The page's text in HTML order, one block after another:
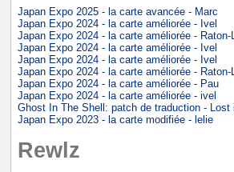
Japan Expo 2025 - la carte avancée - Marc
Japan Expo 2024 - la carte améliorée - Ivel
Japan Expo 2024 - la carte améliorée - Raton-
Japan Expo 2024 - la carte améliorée - Ivel
Japan Expo 2024 - la carte améliorée - Ivel
Japan Expo 2024 - la carte améliorée - Raton-
Japan Expo 2024 - la carte améliorée - Pau
Japan Expo 2024 - la carte améliorée - ivel
Ghost In The Shell: patch de traduction - Lost
Japan Expo 2023 - la carte modifiée - lelie
Rewlz